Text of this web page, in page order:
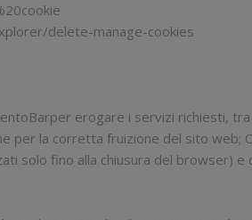
delete-manage-cookies
erogare i servizi richiesti,
per la corretta fruizione del sito web;
solo fino alla chiusura del browser)